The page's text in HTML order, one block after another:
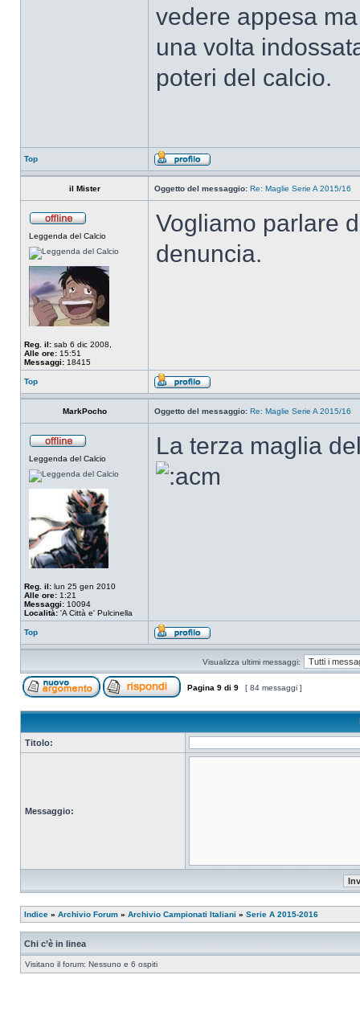
vedere appesa
una volta
poteri del calcio.
Top
il Mister Oggetto del messaggio: Re: Maglie Serie A 2015/16
Leggenda del Calcio
Reg. il: sab 6 dic 2008,
Alle ore: 15:51
Messaggi: 18415
Vogliamo parlare
denuncia.
Top
MarkPocho Oggetto del messaggio: Re: Maglie Serie A 2015/16
Leggenda del Calcio
Reg. il: lun 25 gen 2010
Alle ore: 1:21
Messaggi: 10094
Località: 'A Città e' Pulcinella
La terza maglia
Top
Visualizza ultimi messaggi:
Pagina 9 di 9 [ 84 messaggi ]
Titolo:
Messaggio:
Indice » Archivio Forum » Archivio Campionati Italiani » Serie A 2015-2016
Chi c’è in linea
Visitano il forum: Nessuno e 6 ospiti